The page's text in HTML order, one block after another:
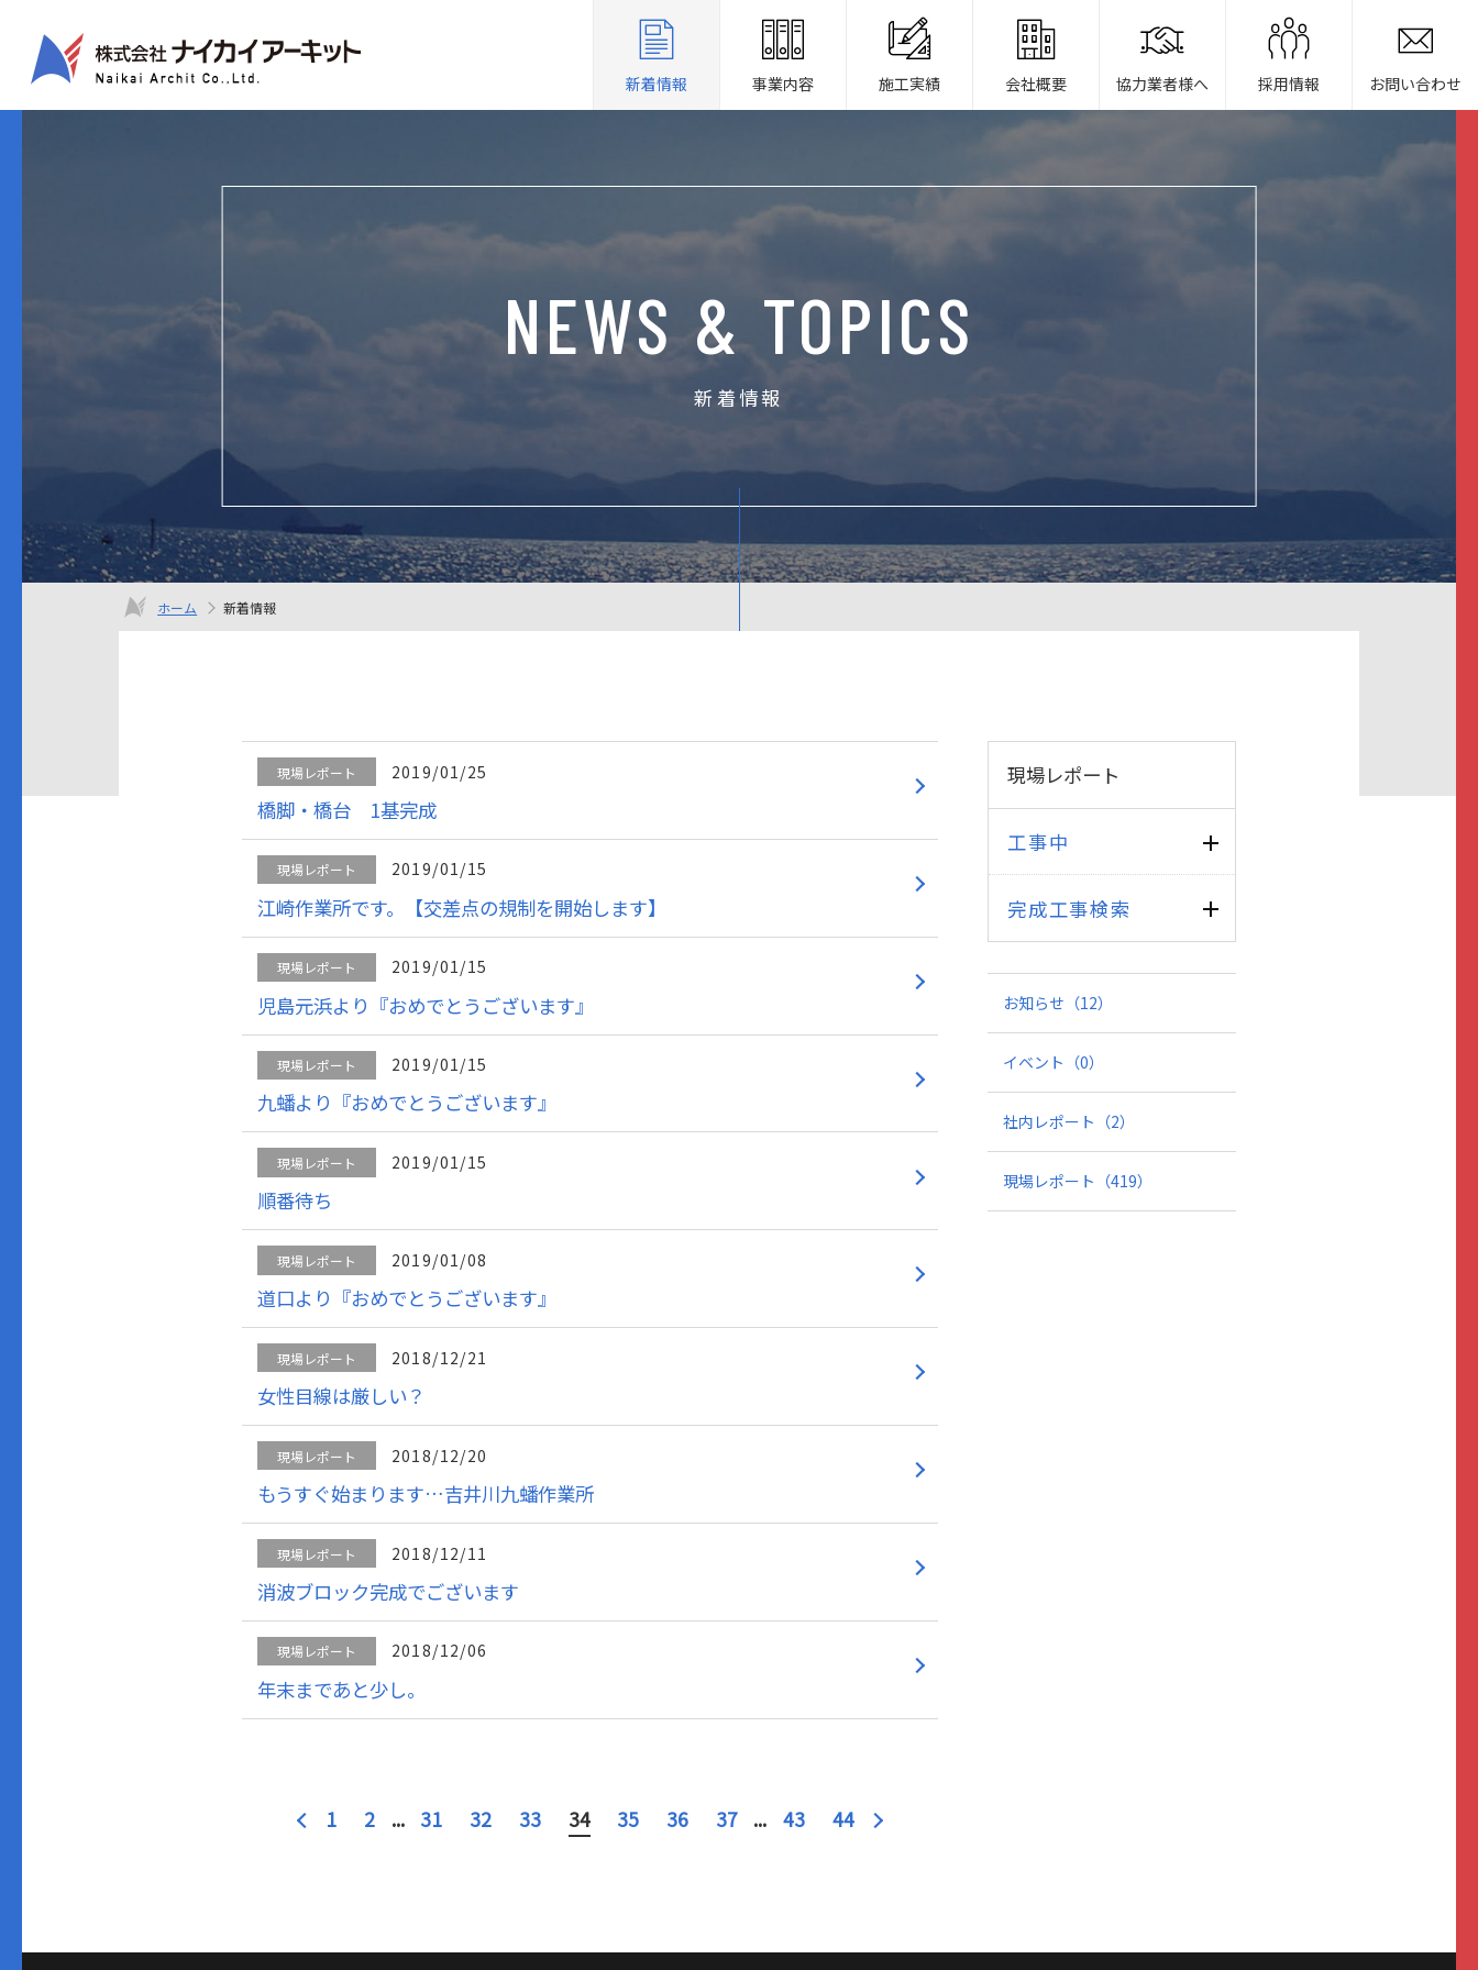
新着情報 事業内容 施工実績 会社概要 協力業者様へ 採用情報 お問い合わせ
NEWS & TOPICS
新着情報
ホーム 新着情報
現場レポート 2019/01/25
橋脚・橋台 1基完成
現場レポート 2019/01/15
江崎作業所です。【交差点の規制を開始します】
現場レポート 2019/01/15
児島元浜より『おめでとうございます』
現場レポート 2019/01/15
九蟠より『おめでとうございます』
現場レポート 2019/01/15
順番待ち
現場レポート 2019/01/08
道口より『おめでとうございます』
現場レポート 2018/12/21
女性目線は厳しい？
現場レポート 2018/12/20
もうすぐ始まります…吉井川九蟠作業所
現場レポート 2018/12/11
消波ブロック完成でございます
現場レポート 2018/12/06
年末まであと少し。
1 2 ... 31 32 33 34 35 36 37 ... 43 44
現場レポート
工事中
完成工事検索
お知らせ （12）
イベント （0）
社内レポート （2）
現場レポート （419）